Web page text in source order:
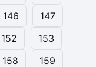
146
147
152
153
158
159